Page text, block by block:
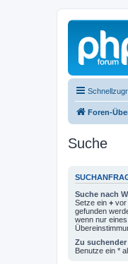
Foren-
Suche
Suche nach
Setze ein + vor
gefunden
wenn nur
Zu
Benutze ein *